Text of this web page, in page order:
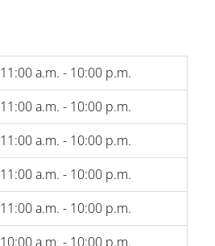
11:00 a.m. - 10:00 p.m.
11:00 a.m. - 10:00 p.m.
11:00 a.m. - 10:00 p.m.
11:00 a.m. - 10:00 p.m.
11:00 a.m. - 10:00 p.m.
10:00 a.m. - 10:00 p.m.